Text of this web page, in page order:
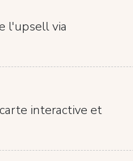
l'upsell via
interactive et